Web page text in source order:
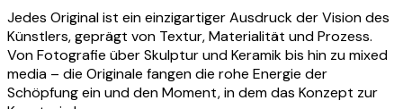
Jedes Original ist ein einzigartiger Ausdruck der Vision des
Künstlers, geprägt von Textur, Materialität und Prozess.
Von Fotografie über Skulptur und Keramik bis hin zu mixed
media – die Originale fangen die rohe Energie der
Schöpfung ein und den Moment, in dem das Konzept zur